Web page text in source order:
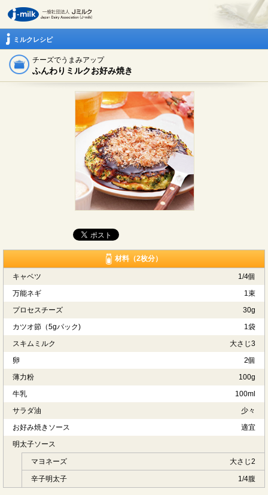
ミルクレシピ
チーズでうまみアップ
ふんわりミルクお好み焼き
材料（2枚分）
キャベツ
1/4個
万能ネギ
1束
プロセスチーズ
30g
カツオ節（5gパック)
1袋
スキムミルク
大さじ3
卵
2個
薄力粉
100g
牛乳
100ml
サラダ油
少々
お好み焼きソース
適宜
明太子ソース
マヨネーズ 大さじ2
辛子明太子 1/4腹